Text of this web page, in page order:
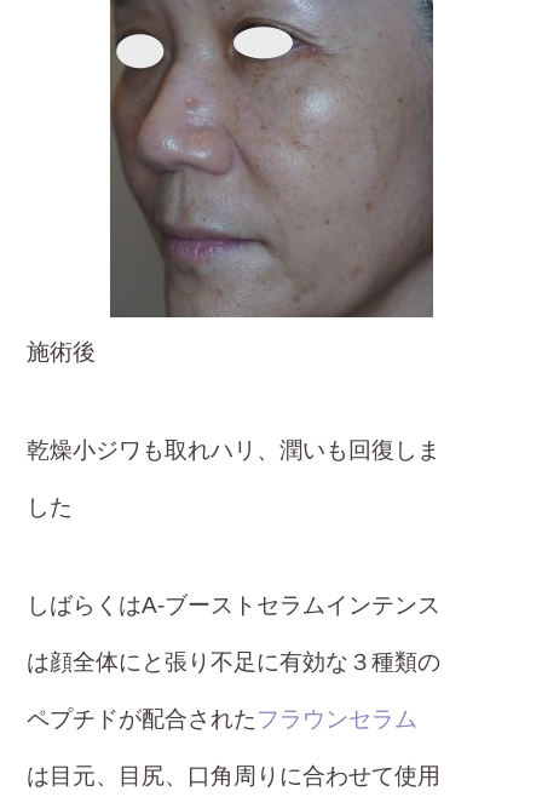
施術後
乾燥小ジワも取れハリ、潤いも回復しま
した
しばらくはA-ブーストセラムインテンス
は顔全体にと張り不足に有効な３種類の
ペプチドが配合されたフラウンセラム
は目元、目尻、口角周りに合わせて使用